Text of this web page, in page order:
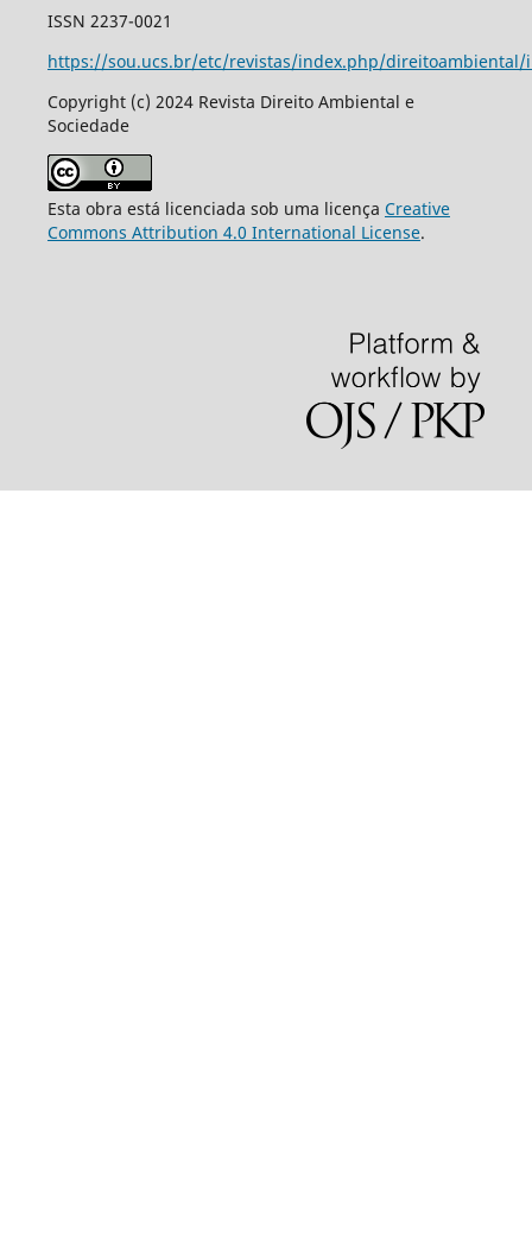
ISSN 2237-0021
https://sou.ucs.br/etc/revistas/index.php/direitoambiental/
Copyright (c) 2024 Revista Direito Ambiental e
Sociedade
Esta obra está licenciada sob uma licença Creative
Commons Attribution 4.0 International License.